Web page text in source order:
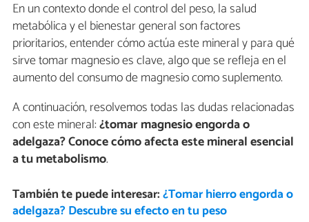
En un contexto donde el control del peso, la salud
metabólica y el bienestar general son factores
prioritarios, entender cómo actúa este mineral y para qué
sirve tomar magnesio es clave, algo que se refleja en el
aumento del consumo de magnesio como suplemento.
A continuación, resolvemos todas las dudas relacionadas
con este mineral:¿tomar magnesio engorda o
adelgaza? Conoce cómo afecta este mineral esencial
a tu metabolismo.
También te puede interesar:¿Tomar hierro engorda o
adelgaza? Descubre su efecto en tu peso